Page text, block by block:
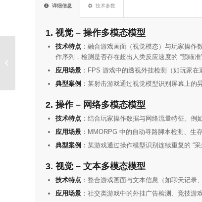
详细信息 技术参数
1. 视觉 – 操作多模态模型
技术特点 ：融合游戏画面（视觉模态）与玩家操
作序列，检测是否存在超出人类反应速度的 “预瞄准”
应用场景 ：FPS 游戏中的透视外挂检测（如玩家
典型案例 ：某射击游戏通过视觉模型识别屏幕上的
2. 操作 – 网络多模态模型
技术特点 ：结合玩家操作数据与网络流量特征。例
应用场景 ：MMORPG 中的自动寻路脚本检测、生
典型案例 ：某游戏通过操作模型识别连续重复的 “
3. 视觉 – 文本多模态模型
技术特点 ：整合游戏画面与文本信息（如聊天记录
应用场景 ：社交类游戏中的外挂广告检测、竞技游